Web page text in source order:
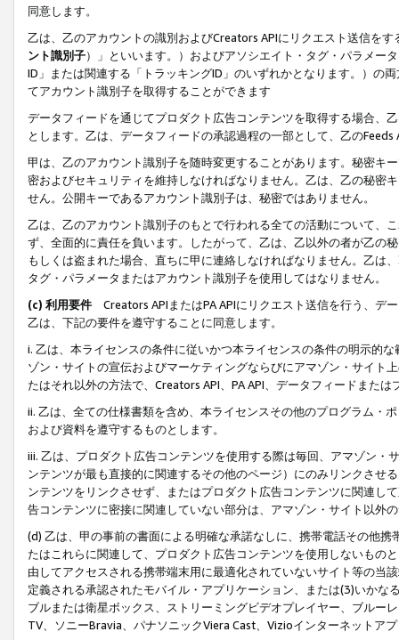
同意します。
乙は、乙のアカウントの識別およびCreators APIにリクエスト送信を
ント識別子）」といいます。）およびアソシエイト・タグ・パラメー
ID」または関連する「トラッキングID」のいずれかとなります。）の
てアカウント識別子を取得することができます
データフィードを通じてプロダクト広告コンテンツを取得する場合、
とします。乙は、データフィードの承認過程の一部として、乙の
甲は、乙のアカウント識別子を随時変更することがあります。秘密キ
密およびセキュリティを維持しなければなりません。乙は、乙の秘密
せん。公開キーであるアカウント識別子は、秘密ではありません。
乙は、乙のアカウント識別子のもとで行われる全ての活動について、
ず、全面的に責任を負います。したがって、乙は、乙以外の者が乙の
もしくは盗まれた場合、直ちに甲に連絡しなければなりません。乙は
タグ・パラメータまたはアカウント識別子を使用してはなりません。
(c) 利用要件 Creators APIまたはPA APIにリクエスト送信を行う、デ
乙は、下記の要件を遵守することに同意します。
i. 乙は、本ライセンスの条件に従いかつ本ライセンスの条件の明示的
ゾン・サイトの宣伝およびマーケティングならびにアマゾン・サイト
たはそれ以外の方法で、Creators API、PA API、データフィードまた
ii. 乙は、全ての仕様書類を含め、本ライセンスその他のプログラム・
および資料を遵守するものとします。
iii. 乙は、プロダクト広告コンテンツを使用する際は毎回、アマゾン
ンテンツが最も直接的に関連するその他のページ）にのみリンクさせ
ンテンツをリンクさせず、またはプロダクト広告コンテンツに関連し
告コンテンツに密接に関連していない部分は、アマゾン・サイト以外
(d) 乙は、甲の事前の書面による明確な承諾なしに、携帯電話その他
たはこれらに関連して、プロダクト広告コンテンツを使用しないもの
由してアクセスされる携帯端末用に最適化されていないサイト等の当
定義される承認されたモバイル・アプリケーション、または(3)いか
ブルまたは衛星ボックス、ストリーミングビデオプレイヤー、ブルー
TV、ソニーBravia、パナソニックViera Cast、Vizioインターネットア